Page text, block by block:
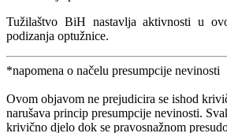
Tužilaštvo BiH nastavlja aktivnosti u
podizanja optužnice.
*napomena o načelu presumpcije nevinosti
Ovom objavom ne prejudicira se ishod
narušava princip presumpcije nevinosti.
krivično djelo dok se pravosnažnom